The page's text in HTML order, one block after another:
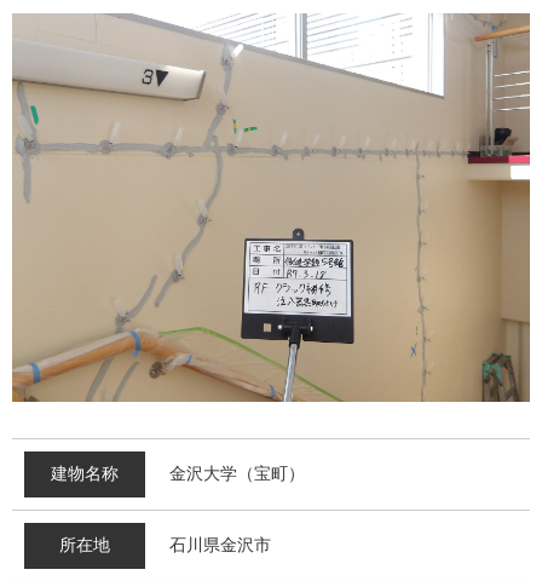
建物名称 金沢大学（宝町）
所在地 石川県金沢市